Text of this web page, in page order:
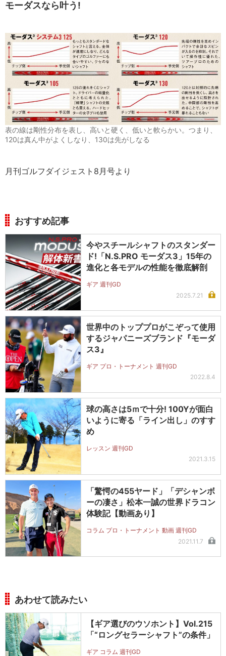
モーダスなら叶う!
表の線は剛性分布を表し、高いと硬く、低いと軟らかい。つまり、
120は真ん中がよくしなり、130は先がしなる
月刊ゴルフダイジェスト8月号より
おすすめ記事
今やスチールシャフトのスタンダー
ド!「N.S.PRO モーダス3」15年の
進化と各モデルの性能を徹底解剖
ギア 週刊GD
2025.7.21
世界中のトッププロがこぞって使用
するジャパニーズブランド『モーダ
ス3』
ギア プロ・トーナメント 週刊GD
2022.8.4
球の高さは5ｍで十分! 100Yが面白
いように寄る「ライン出し」のすす
め
レッスン 週刊GD
2021.3.15
「驚愕の455ヤード」「デシャンボ
ーの凄さ」松本一誠の世界ドラコン
体験記【動画あり】
コラム プロ・トーナメント 動画 週刊GD
2021.11.7
あわせて読みたい
【ギア選びのウソホント】Vol.215
「“ロングセラーシャフト”の条件」
ギア コラム 週刊GD